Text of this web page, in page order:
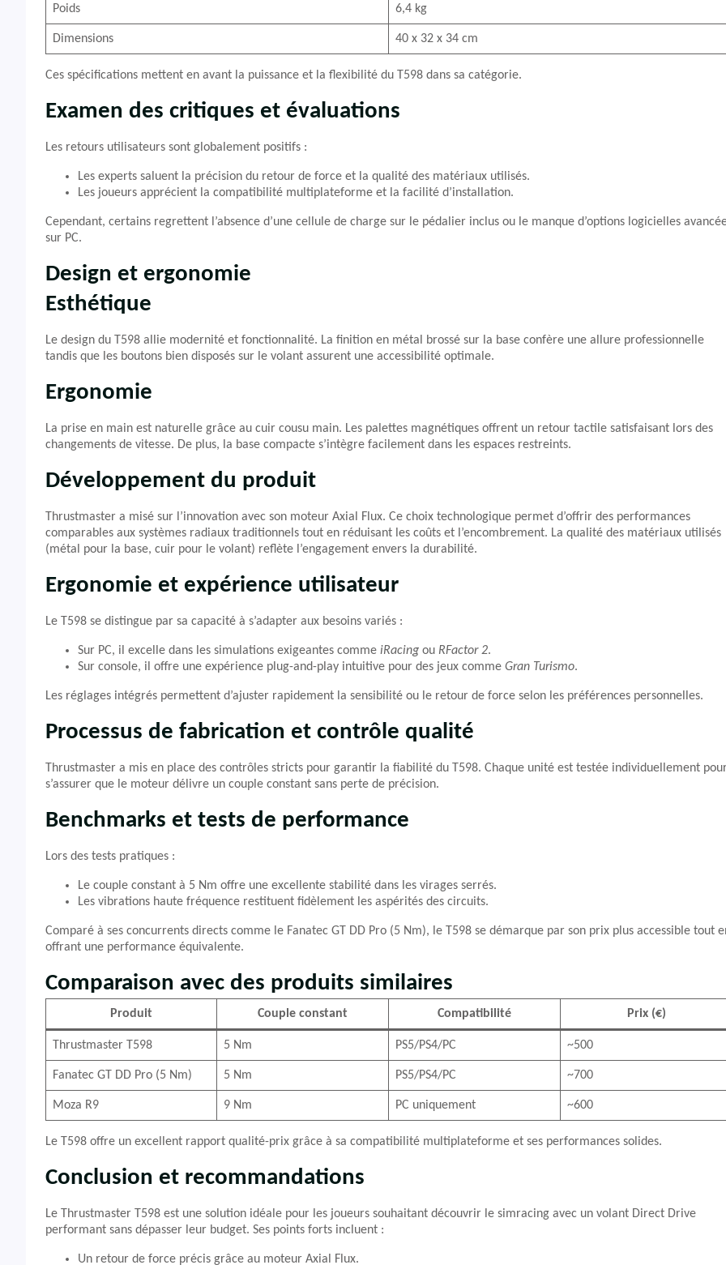
Poids 6,4 kg
Dimensions 40 x 32 x 34 cm
Ces spécifications mettent en avant la puissance et la flexibilité du T598 dans sa catégorie.
Examen des critiques et évaluations
Les retours utilisateurs sont globalement positifs :
Les experts saluent la précision du retour de force et la qualité des matériaux utilisés.
Les joueurs apprécient la compatibilité multiplateforme et la facilité d’installation.
Cependant, certains regrettent l’absence d’une cellule de charge sur le pédalier inclus ou le manque d’options logicielles
sur PC.
Design et ergonomie
Esthétique
Le design du T598 allie modernité et fonctionnalité. La finition en métal brossé sur la base confère une allure professionnelle
tandis que les boutons bien disposés sur le volant assurent une accessibilité optimale.
Ergonomie
La prise en main est naturelle grâce au cuir cousu main. Les palettes magnétiques offrent un retour tactile satisfaisant lors des
changements de vitesse. De plus, la base compacte s’intègre facilement dans les espaces restreints.
Développement du produit
Thrustmaster a misé sur l’innovation avec son moteur Axial Flux. Ce choix technologique permet d’offrir des performances
comparables aux systèmes radiaux traditionnels tout en réduisant les coûts et l’encombrement. La qualité des matériaux utilisés
(métal pour la base, cuir pour le volant) reflète l’engagement envers la durabilité.
Ergonomie et expérience utilisateur
Le T598 se distingue par sa capacité à s’adapter aux besoins variés :
Sur PC, il excelle dans les simulations exigeantes comme iRacing ou RFactor 2.
Sur console, il offre une expérience plug-and-play intuitive pour des jeux comme Gran Turismo.
Les réglages intégrés permettent d’ajuster rapidement la sensibilité ou le retour de force selon les préférences personnelles.
Processus de fabrication et contrôle qualité
Thrustmaster a mis en place des contrôles stricts pour garantir la fiabilité du T598. Chaque unité est testée individuellement
s’assurer que le moteur délivre un couple constant sans perte de précision.
Benchmarks et tests de performance
Lors des tests pratiques :
Le couple constant à 5 Nm offre une excellente stabilité dans les virages serrés.
Les vibrations haute fréquence restituent fidèlement les aspérités des circuits.
Comparé à ses concurrents directs comme le Fanatec GT DD Pro (5 Nm), le T598 se démarque par son prix plus accessible tout
offrant une performance équivalente.
Comparaison avec des produits similaires
Produit Couple constant Compatibilité Prix (€)
Thrustmaster T598 5 Nm PS5/PS4/PC ~500
Fanatec GT DD Pro (5 Nm) 5 Nm PS5/PS4/PC ~700
Moza R9 9 Nm PC uniquement ~600
Le T598 offre un excellent rapport qualité-prix grâce à sa compatibilité multiplateforme et ses performances solides.
Conclusion et recommandations
Le Thrustmaster T598 est une solution idéale pour les joueurs souhaitant découvrir le simracing avec un volant Direct Drive
performant sans dépasser leur budget. Ses points forts incluent :
Un retour de force précis grâce au moteur Axial Flux.